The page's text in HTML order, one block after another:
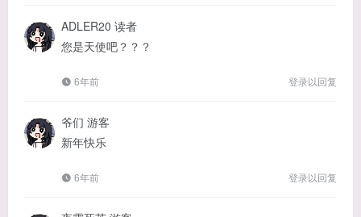
ADLER20 读者
您是天使吧？？？
6年前 登录以回复
爷们 游客
新年快乐
6年前 登录以回复